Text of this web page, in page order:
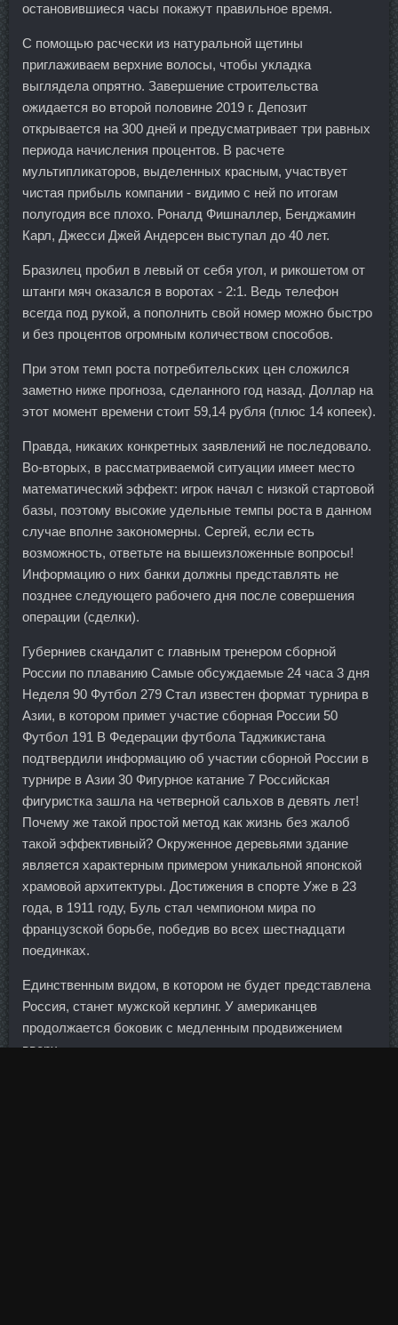
остановившиеся часы покажут правильное время.
С помощью расчески из натуральной щетины
приглаживаем верхние волосы, чтобы укладка
выглядела опрятно. Завершение строительства
ожидается во второй половине 2019 г. Депозит
открывается на 300 дней и предусматривает три равных
периода начисления процентов. В расчете
мультипликаторов, выделенных красным, участвует
чистая прибыль компании - видимо с ней по итогам
полугодия все плохо. Роналд Фишналлер, Бенджамин
Карл, Джесси Джей Андерсен выступал до 40 лет.
Бразилец пробил в левый от себя угол, и рикошетом от
штанги мяч оказался в воротах - 2:1. Ведь телефон
всегда под рукой, а пополнить свой номер можно быстро
и без процентов огромным количеством способов.
При этом темп роста потребительских цен сложился
заметно ниже прогноза, сделанного год назад. Доллар на
этот момент времени стоит 59,14 рубля (плюс 14 копеек).
Правда, никаких конкретных заявлений не последовало.
Во-вторых, в рассматриваемой ситуации имеет место
математический эффект: игрок начал с низкой стартовой
базы, поэтому высокие удельные темпы роста в данном
случае вполне закономерны. Сергей, если есть
возможность, ответьте на вышеизложенные вопросы!
Информацию о них банки должны представлять не
позднее следующего рабочего дня после совершения
операции (сделки).
Губерниев скандалит с главным тренером сборной
России по плаванию Самые обсуждаемые 24 часа 3 дня
Неделя 90 Футбол 279 Стал известен формат турнира в
Азии, в котором примет участие сборная России 50
Футбол 191 В Федерации футбола Таджикистана
подтвердили информацию об участии сборной России в
турнире в Азии 30 Фигурное катание 7 Российская
фигуристка зашла на четверной сальхов в девять лет!
Почему же такой простой метод как жизнь без жалоб
такой эффективный? Окруженное деревьями здание
является характерным примером уникальной японской
храмовой архитектуры. Достижения в спорте Уже в 23
года, в 1911 году, Буль стал чемпионом мира по
французской борьбе, победив во всех шестнадцати
поединках.
Единственным видом, в котором не будет представлена
Россия, станет мужской керлинг. У американцев
продолжается боковик с медленным продвижением
вверх.